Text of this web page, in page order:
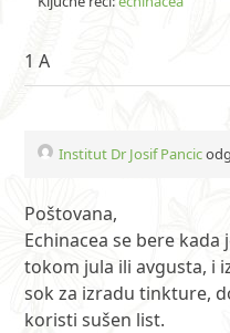
1 A
Institut Dr Josif Pancic
Poštovana,
Echinacea se bere
tokom jula ili avgusta, i
sok za izradu tinkture,
koristi sušen list.